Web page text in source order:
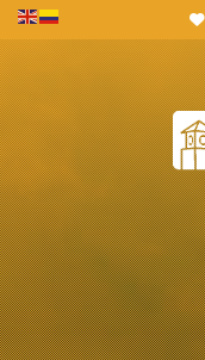
Estudiantes Profesores